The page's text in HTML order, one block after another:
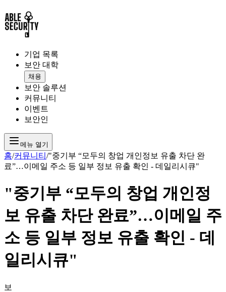
기업 목록
보안 대학
채용
보안 솔루션
커뮤니티
이벤트
보안인
메뉴 열기
홈/커뮤니티 /"중기부 “모두의 창업 개인정보 유출 차단 완
료”…이메일 주소 등 일부 정보 유출 확인 - 데일리시큐"
"중기부 “모두의 창업 개인정
보 유출 차단 완료”…이메일 주
소 등 일부 정보 유출 확인 - 데
일리시큐"
보